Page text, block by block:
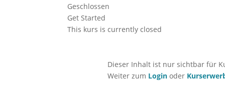
Geschlossen
Get Started
This kurs is currently closed
Dieser Inhalt ist nur sichtbar für
Weiter zum Login oder